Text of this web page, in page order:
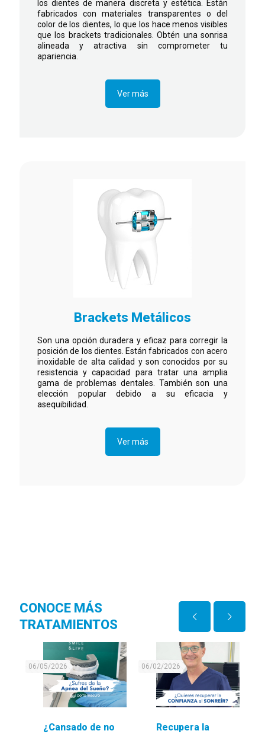
los dientes de manera discreta y estética. Están
fabricados con materiales transparentes o del
color de los dientes, lo que los hace menos visibles
que los brackets tradicionales. Obtén una sonrisa
alineada y atractiva sin comprometer tu
apariencia.
Ver más
Brackets Metálicos
Son una opción duradera y eficaz para corregir la
posición de los dientes. Están fabricados con acero
inoxidable de alta calidad y son conocidos por su
resistencia y capacidad para tratar una amplia
gama de problemas dentales. También son una
elección popular debido a su eficacia y
asequibilidad.
Ver más
CONOCE MÁS
TRATAMIENTOS
06/05/2026
¿Cansado de no
06/02/2026
Recupera la